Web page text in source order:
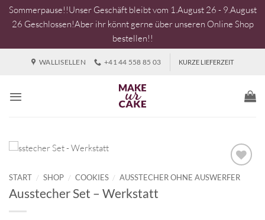
Sommerpause!!Unser Geschäft bleibt vom 1.August 26 - 9.August
26 Geschlossen!Aber ihr könnt gerne über unseren Online Shop
bestellen!!
WALLISELLEN +41 44 558 85 03 KURZE LIEFERZEIT
START / SHOP / COOKIES / AUSSTECHER OHNE AUSWERFER
Ausstecher Set – Werkstatt